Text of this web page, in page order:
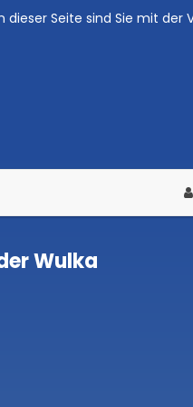
Seite sind Sie mit der
Wulka